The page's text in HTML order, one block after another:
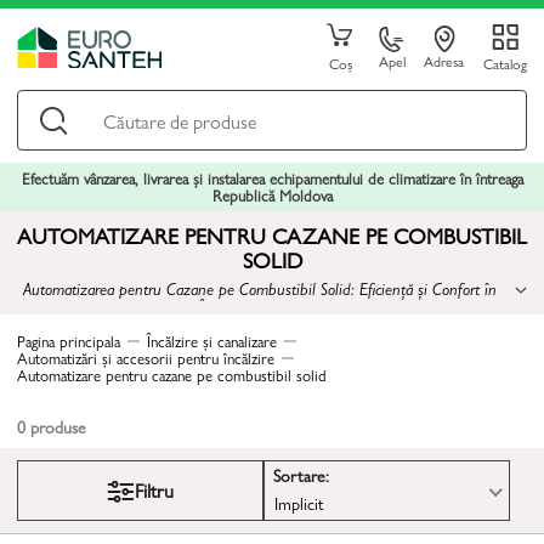
Coș Apel Adresa Catalog
Efectuăm vânzarea, livrarea și instalarea echipamentului de climatizare în întreaga
Republică Moldova
AUTOMATIZARE PENTRU CAZANE PE COMBUSTIBIL
SOLID
Automatizarea pentru Cazane pe Combustibil Solid: Eficiență și Confort în
Încălzirea Locuinței
Pagina principala Încălzire și canalizare
Automatizări și accesorii pentru încălzire
Automatizare pentru cazane pe combustibil solid
0 produse
Filtru
Sortare:
Implicit